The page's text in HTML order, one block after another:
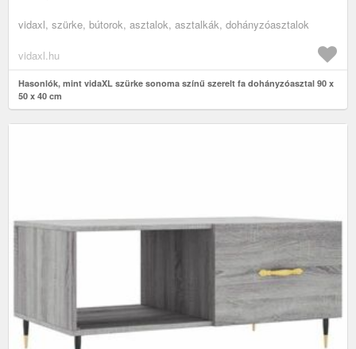
vidaxl, szürke, bútorok, asztalok, asztalkák, dohányzóasztalok
vidaxl.hu
Hasonlók, mint vidaXL szürke sonoma színű szerelt fa dohányzóasztal 90 x
50 x 40 cm